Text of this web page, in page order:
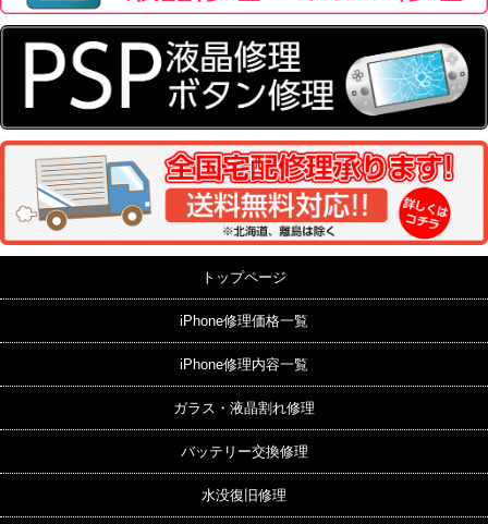
トップページ
iPhone修理価格一覧
iPhone修理内容一覧
ガラス・液晶割れ修理
バッテリー交換修理
水没復旧修理